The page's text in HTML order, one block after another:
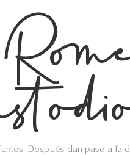
Después dan paso a la